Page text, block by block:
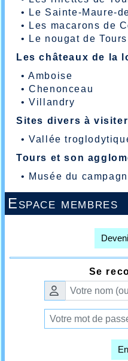
•
Le Sainte-Maure-
•
Les macarons de
•
Le nougat de Tours
Les châteaux de la
•Amboise
•Chenonceau
•Villandry
Sites divers à visiter
•Vallée
Tours et son
• Musée du
Espace membres
Se